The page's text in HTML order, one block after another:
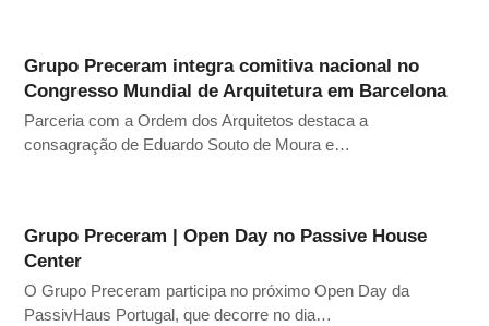
Grupo Preceram integra comitiva nacional no
Congresso Mundial de Arquitetura em Barcelona
Parceria com a Ordem dos Arquitetos destaca a
consagração de Eduardo Souto de Moura e…
Grupo Preceram | Open Day no Passive House
Center
O Grupo Preceram participa no próximo Open Day da
PassivHaus Portugal, que decorre no dia…